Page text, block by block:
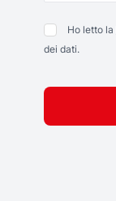
Ho letto la
dei dati.